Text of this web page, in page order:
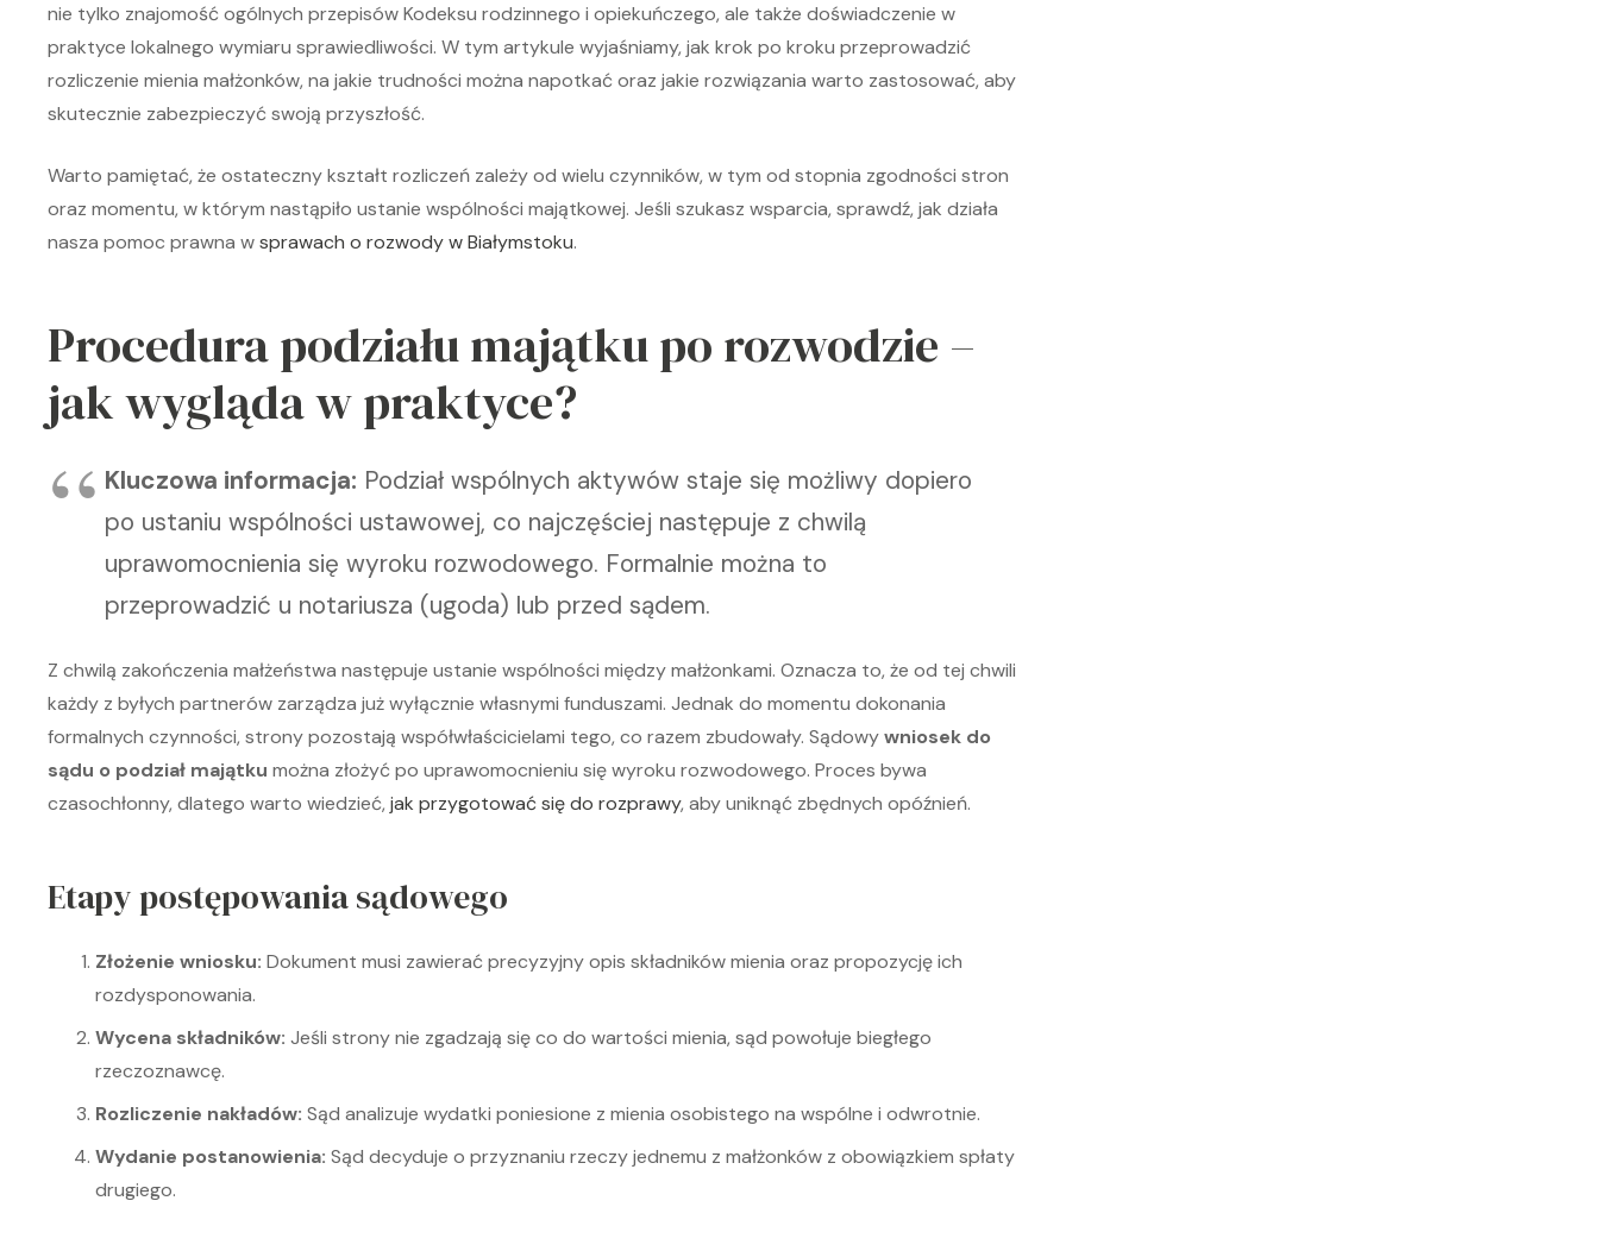
nie tylko znajomość ogólnych przepisów Kodeksu rodzinnego i opiekuńczego, ale także doświadczenie w
praktyce lokalnego wymiaru sprawiedliwości. W tym artykule wyjaśniamy, jak krok po kroku przeprowadzić
rozliczenie mienia małżonków, na jakie trudności można napotkać oraz jakie rozwiązania warto zastosować, aby
skutecznie zabezpieczyć swoją przyszłość.
Warto pamiętać, że ostateczny kształt rozliczeń zależy od wielu czynników, w tym od stopnia zgodności stron
oraz momentu, w którym nastąpiło ustanie wspólności majątkowej. Jeśli szukasz wsparcia, sprawdź, jak działa
nasza pomoc prawna wsprawach o rozwody w Białymstoku.
Procedura podziału majątku po rozwodzie –
jak wygląda w praktyce?
Kluczowa informacja: Podział wspólnych aktywów staje się możliwy dopiero
po ustaniu wspólności ustawowej, co najczęściej następuje z chwilą
uprawomocnienia się wyroku rozwodowego. Formalnie można to
przeprowadzić u notariusza (ugoda) lub przed sądem.
Z chwilą zakończenia małżeństwa następuje ustanie wspólności między małżonkami. Oznacza to, że od tej chwili
każdy z byłych partnerów zarządza już wyłącznie własnymi funduszami. Jednak do momentu dokonania
formalnych czynności, strony pozostają współwłaścicielami tego, co razem zbudowały. Sądowywniosek do
sądu o podział majątku można złożyć po uprawomocnieniu się wyroku rozwodowego. Proces bywa
czasochłonny, dlatego warto wiedzieć, jak przygotować się do rozprawy, aby uniknąć zbędnych opóźnień.
Etapy postępowania sądowego
Złożenie wniosku: Dokument musi zawierać precyzyjny opis składników mienia oraz propozycję ich
rozdysponowania.
Wycena składników: Jeśli strony nie zgadzają się co do wartości mienia, sąd powołuje biegłego
rzeczoznawcę.
Rozliczenie nakładów: Sąd analizuje wydatki poniesione z mienia osobistego na wspólne i odwrotnie.
Wydanie postanowienia: Sąd decyduje o przyznaniu rzeczy jednemu z małżonków z obowiązkiem spłaty
drugiego.